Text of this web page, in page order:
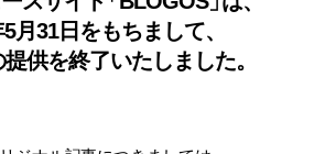
5月31日をもちまして、
供を終了いたしました。